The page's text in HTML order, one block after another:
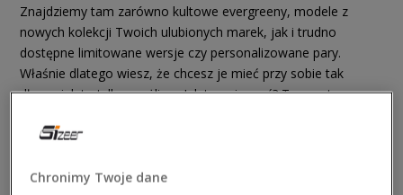
Znajdziemy tam zarówno kultowe evergreeny, modele z
nowych kolekcji Twoich ulubionych marek, jak i trudno
dostępne limitowane wersje czy personalizowane pary.
Właśnie dlatego wiesz, że chcesz je mieć przy sobie tak
długo, jak to tylko możliwe. Jak to osiągnąć? To proste –
sposobami na przedłużenie życia Twoich ulubionych
Chronimy Twoje dane